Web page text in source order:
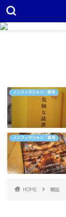
ノンフィクション・実用
ノンフィクション・実用
HOME 雑誌